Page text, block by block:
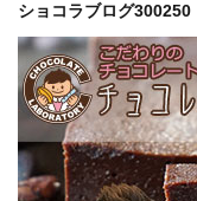
ショコラブログ300250